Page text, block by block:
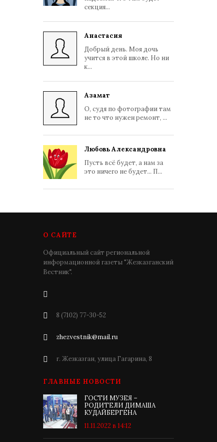
секция...
Анастасия
Добрый день. Моя дочь
учится в этой школе. Но ни
к...
Азамат
О, судя по фотографии там
не то что нужен ремонт, ...
Любовь Александровна
Пусть всё будет, а нам за
это ничего не будет... П...
О САЙТЕ
Официальный сайт региональной
информационной газеты "Жезказганский
Вестник".
8 (7102) 77-30-52
zhezvestnik@mail.ru
г. Жезказган, улица Гагарина, 8
ГЛАВНЫЕ НОВОСТИ
ГОСТИ МУЗЕЯ –
РОДИТЕЛИ ДИМАША
КУДАЙБЕРГЕНА
11.11.2022 в 14:12